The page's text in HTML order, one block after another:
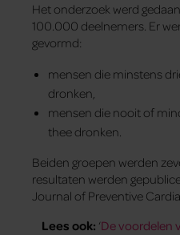
Het onderzoek werd
100.000 deelnemers. Er
gevormd:
mensen die minstens
dronken,
mensen die nooit of
thee dronken.
Beiden groepen werden
resultaten werden
Journal of Preventive
Lees ook: ‘De voordelen